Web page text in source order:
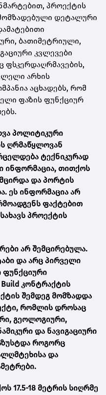
პროექტის
დეტალური
ბათიმეტრიული,
კვლევები
ფსკერდაღრმავების,
არხის
აცხადებს, რომ
ფაზის ფუნქციურ
პოლიტიკური
ღრმაწყლოვან
ტექნიკურად
ინფორმაცია, თითქოს
და პორტის
ეს ინფორმაცია არ
ფაქტებით
პროექტის
არ შემცირებულა.
და არც პირველი
ფუნქციური
კონტრაქტის
შემდეგ მომზადდა
რომლის დროსაც
გეოლოგიური,
და ნავიგაციური
როგორც
და
17.5-18 მეტრის სიღრმე